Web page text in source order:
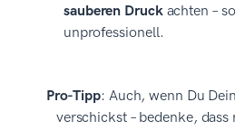
sauberen Druckachten –
unprofessionell.
Pro-Tipp: Auch, wenn Du
verschickst – bedenke,